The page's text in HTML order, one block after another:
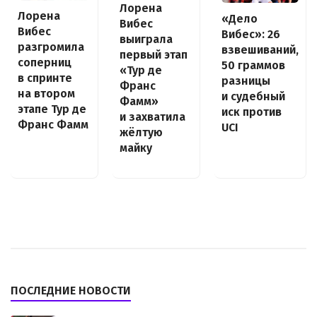
Лорена
Вибес
разгромила
соперниц
в спринте
на втором
этапе Тур де
Франс Фамм
Лорена
Вибес
выиграла
первый этап
«Тур де
Франс
Фамм»
и захватила
жёлтую
майку
«Дело
Вибес»: 26
взвешиваний,
50 граммов
разницы
и судебный
иск против
UCI
ПОСЛЕДНИЕ НОВОСТИ